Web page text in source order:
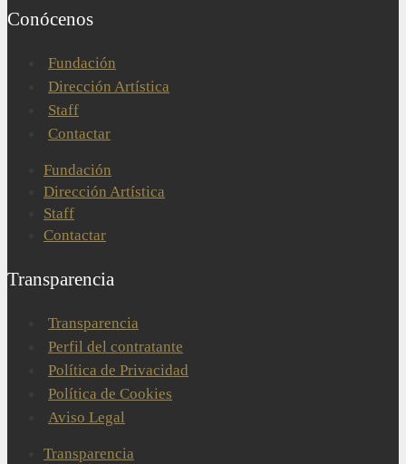
Conócenos
Fundación
Dirección Artística
Staff
Contactar
Fundación
Dirección Artística
Staff
Contactar
Transparencia
Transparencia
Perfil del contratante
Política de Privacidad
Política de Cookies
Aviso Legal
Transparencia